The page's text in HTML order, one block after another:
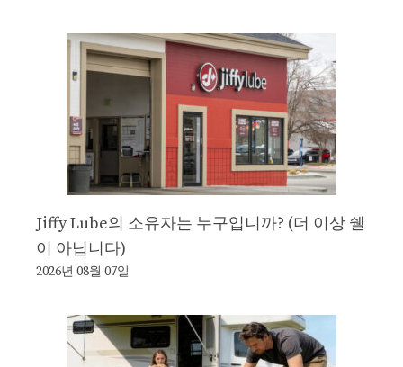
Jiffy Lube의 소유자는 누구입니까? (더 이상 쉘
이 아닙니다)
2026년 08월 07일